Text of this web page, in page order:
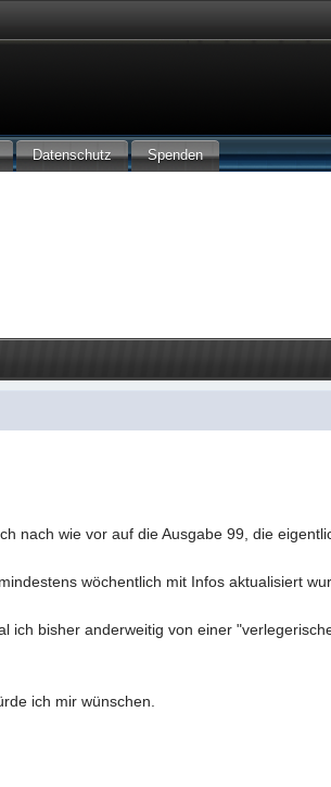
Datenschutz Spenden
nach wie vor auf die Ausgabe 99, die
wöchentlich mit Infos aktualisiert
ich bisher anderweitig von einer
ich mir wünschen.